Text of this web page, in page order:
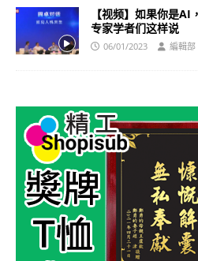
【视频】如果你是AI
专家学者们这样说
06/01/2023 編輯部